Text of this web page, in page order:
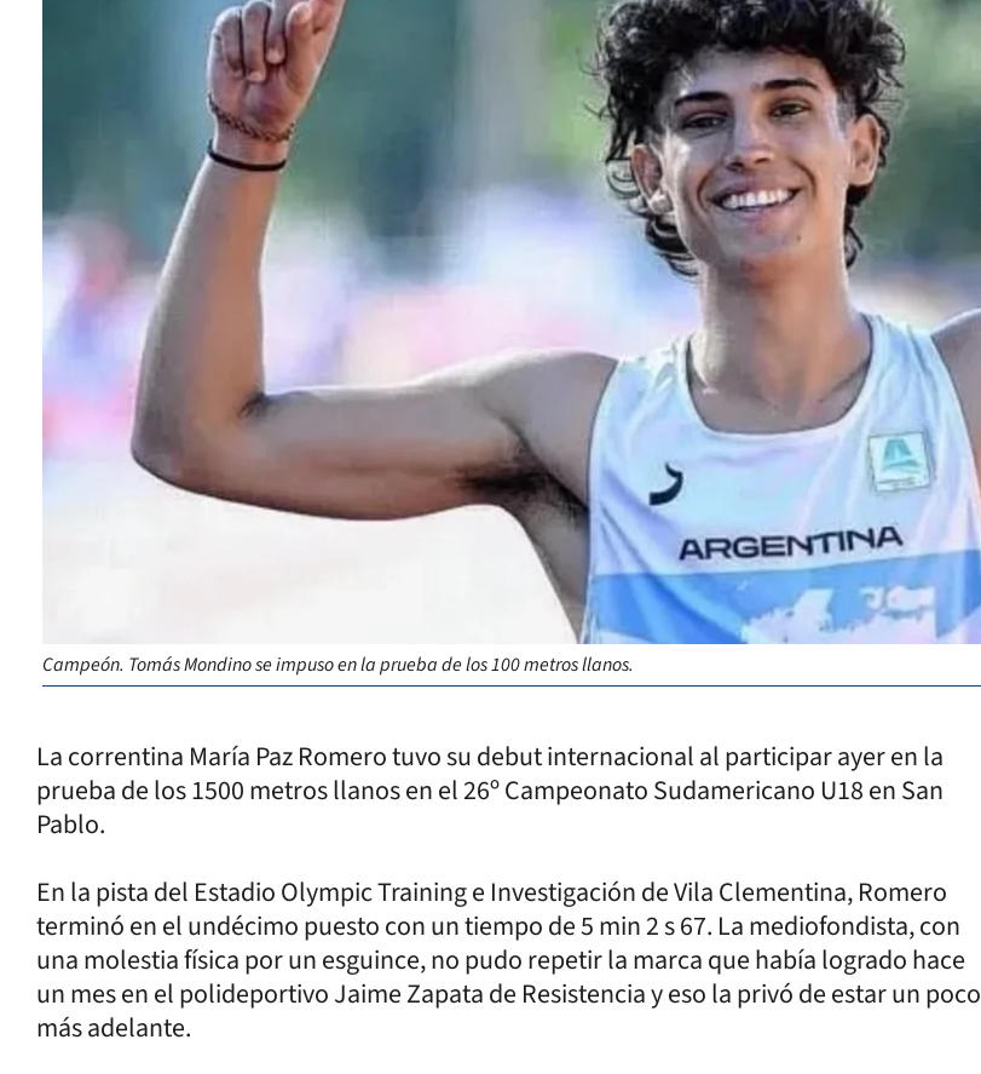
Campeón. Tomás Mondino se impuso en la prueba de los 100 metros llanos.
La correntina María Paz Romero tuvo su debut internacional al participar ayer en la
prueba de los 1500 metros llanos en el 26º Campeonato Sudamericano U18 en San
Pablo.
En la pista del Estadio Olympic Training e Investigación de Vila Clementina, Romero
terminó en el undécimo puesto con un tiempo de 5 min 2 s 67. La mediofondista, con
una molestia física por un esguince, no pudo repetir la marca que había logrado hace
un mes en el polideportivo Jaime Zapata de Resistencia y eso la privó de estar un poco
más adelante.